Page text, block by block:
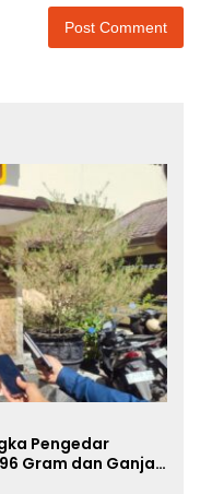
Pengedar
Gram dan Ganja